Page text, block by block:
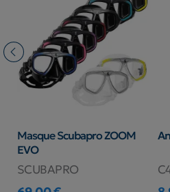
Masque Scubapro ZOOM
EVO
SCUBAPRO